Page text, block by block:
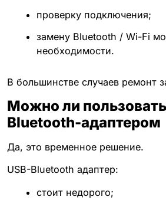
проверку подключения;
замену Bluetooth / Wi-Fi
необходимости.
В большинстве случаев ремонт
Можно ли
Bluetooth-адаптером
Да, это временное решение.
USB-Bluetooth адаптер:
стоит недорого;